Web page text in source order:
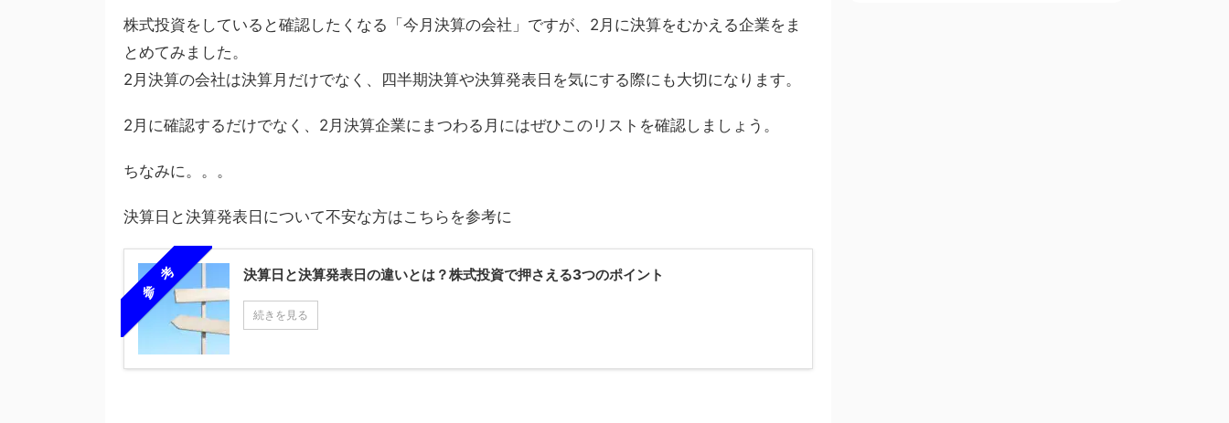
株式投資をしていると確認したくなる「今月決算の会社」ですが、2月に決算をむかえる企業をま
とめてみました。
2月決算の会社は決算月だけでなく、四半期決算や決算発表日を気にする際にも大切になります。
2月に確認するだけでなく、2月決算企業にまつわる月にはぜひこのリストを確認しましょう。
ちなみに。。。
決算日と決算発表日について不安な方はこちらを参考に
参 考 決算日と決算発表日の違いとは？株式投資で押さえる3つのポイント
続きを見る